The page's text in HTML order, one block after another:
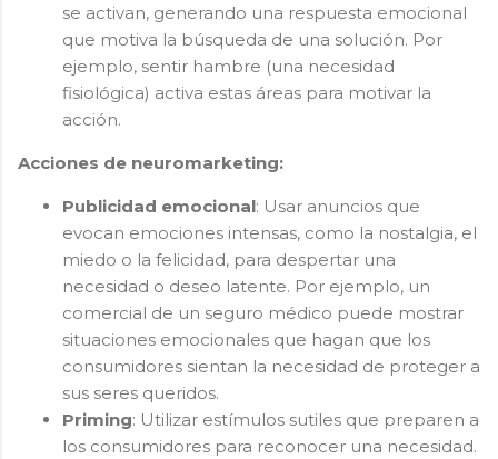
se activan, generando una respuesta emocional
que motiva la búsqueda de una solución. Por
ejemplo, sentir hambre (una necesidad
fisiológica) activa estas áreas para motivar la
acción.
Acciones de neuromarketing:
Publicidad emocional: Usar anuncios que
evocan emociones intensas, como la nostalgia, el
miedo o la felicidad, para despertar una
necesidad o deseo latente. Por ejemplo, un
comercial de un seguro médico puede mostrar
situaciones emocionales que hagan que los
consumidores sientan la necesidad de proteger a
sus seres queridos.
Priming: Utilizar estímulos sutiles que preparen a
los consumidores para reconocer una necesidad.